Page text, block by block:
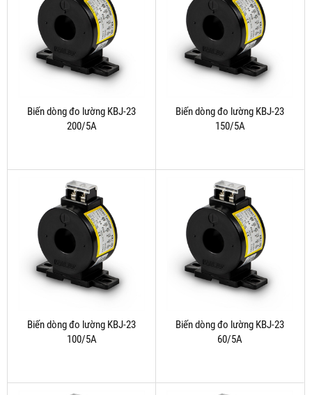
Biến dòng đo lường KBJ-23
200/5A
Biến dòng đo lường KBJ-23
150/5A
Biến dòng đo lường KBJ-23
100/5A
Biến dòng đo lường KBJ-23
60/5A